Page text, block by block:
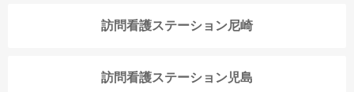
訪問看護ステーション尼崎
訪問看護ステーション児島